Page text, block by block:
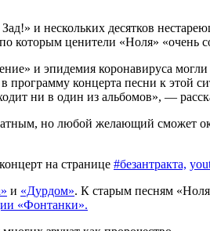
и нескольких десятков
которым ценители «Ноля» «очень
и эпидемия коронавируса
концерта песни к этой
ни в один из альбомов», —
но любой желающий сможет
на странице #безантракта,
и «Дурдом». К старым песням
«Фонтанки».